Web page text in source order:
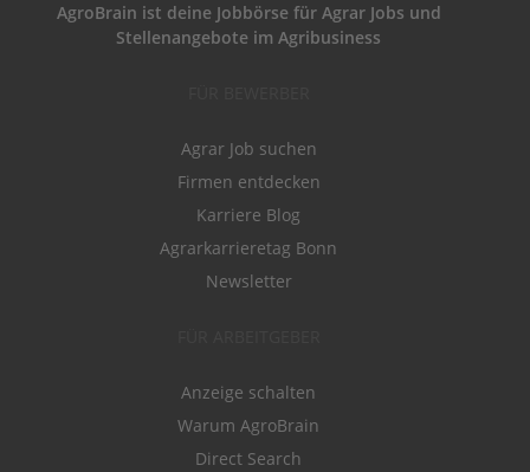
AgroBrain ist deine Jobbörse für Agrar Jobs und
Stellenangebote im Agribusiness
Agrar Job suchen
Firmen entdecken
Karriere Blog
Agrarkarrieretag Bonn
Newsletter
Anzeige schalten
Warum AgroBrain
Direct Search